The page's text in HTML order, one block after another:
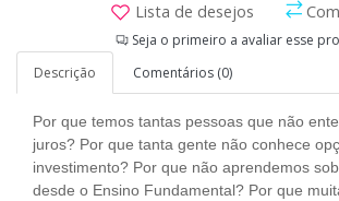
Lista de desejos
Seja o primeiro a avaliar esse
Descrição
Comentários (0)
Por que temos tantas pessoas que não
juros? Por que tanta gente não conhece
investimento? Por que não aprendemos
desde o Ensino Fundamental? Por que